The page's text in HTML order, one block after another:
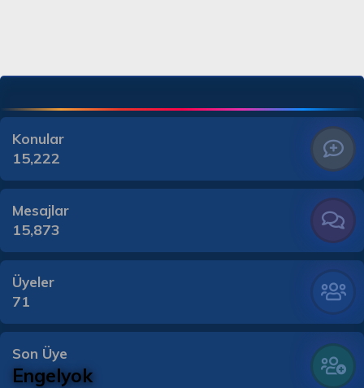
Konular
15,222
Mesajlar
15,873
Üyeler
71
Son Üye
Engelyok